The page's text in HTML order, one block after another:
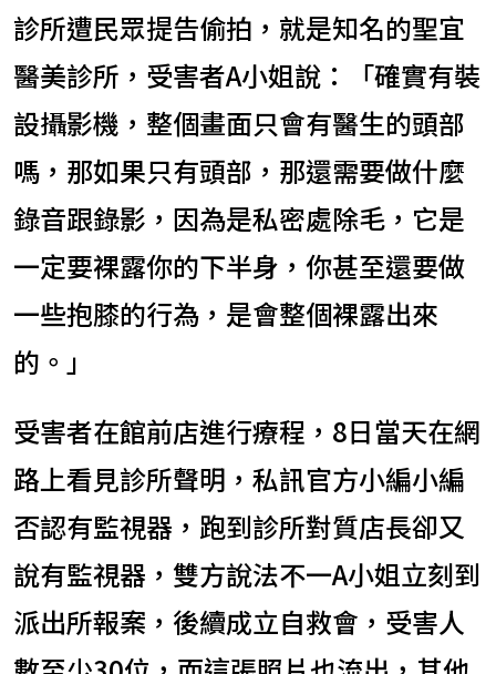
診所遭民眾提告偷拍，就是知名的聖宜
醫美診所，受害者A小姐說：「確實有裝
設攝影機，整個畫面只會有醫生的頭部
嗎，那如果只有頭部，那還需要做什麼
錄音跟錄影，因為是私密處除毛，它是
一定要裸露你的下半身，你甚至還要做
一些抱膝的行為，是會整個裸露出來
的。」
受害者在館前店進行療程，8日當天在網
路上看見診所聲明，私訊官方小編小編
否認有監視器，跑到診所對質店長卻又
說有監視器，雙方說法不一A小姐立刻到
派出所報案，後續成立自救會，受害人